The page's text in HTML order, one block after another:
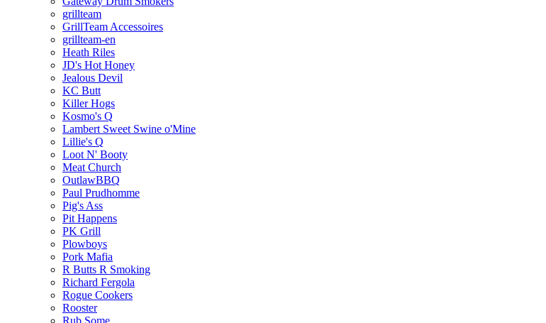
grillteam
GrillTeam Accessoires
grillteam-en
Heath Riles
JD's Hot Honey
Jealous Devil
KC Butt
Killer Hogs
Kosmo's Q
Lambert Sweet Swine o'Mine
Lillie's Q
Loot N' Booty
Meat Church
OutlawBBQ
Paul Prudhomme
Pig's Ass
Pit Happens
PK Grill
Plowboys
Pork Mafia
R Butts R Smoking
Richard Fergola
Rogue Cookers
Rooster
Rub Some